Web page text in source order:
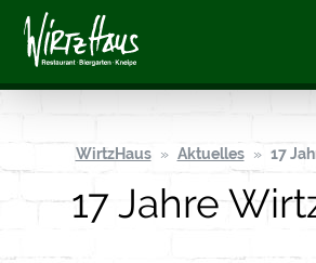
WirtzHaus Aktuelles 17
17 Jahre